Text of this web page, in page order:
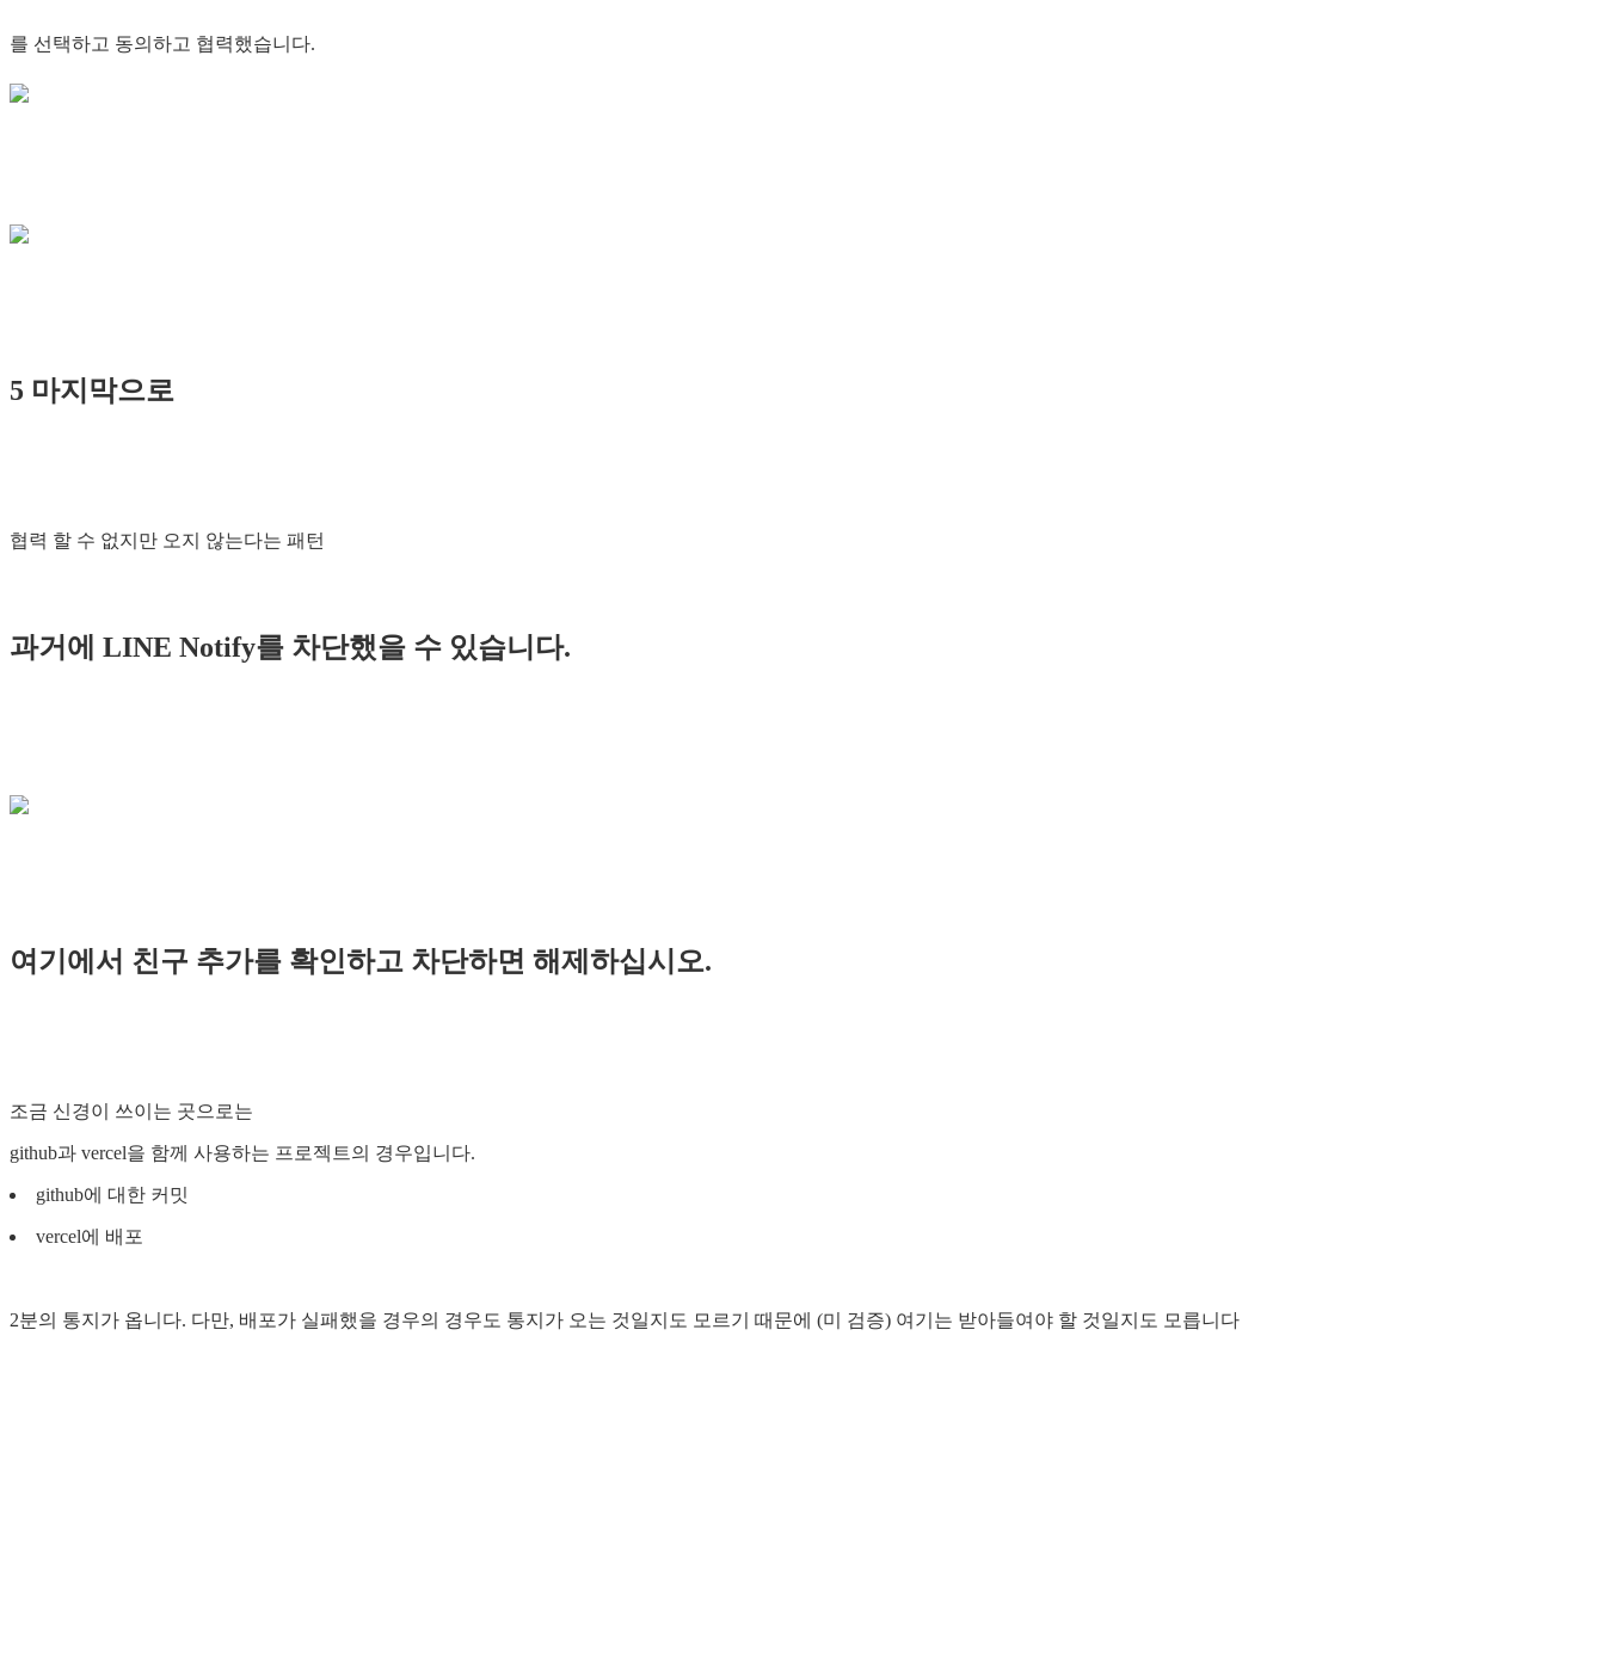
를 선택하고 동의하고 협력했습니다.
5 마지막으로
협력 할 수 없지만 오지 않는다는 패턴
과거에 LINE Notify를 차단했을 수 있습니다.
여기에서 친구 추가를 확인하고 차단하면 해제하십시오.
조금 신경이 쓰이는 곳으로는
github과 vercel을 함께 사용하는 프로젝트의 경우입니다.
github에 대한 커밋
vercel에 배포
2분의 통지가 옵니다. 다만, 배포가 실패했을 경우의 경우도 통지가 오는 것일지도 모르기 때문에 (미 검증) 여기는 받아들여야 할 것일지도 모릅니다